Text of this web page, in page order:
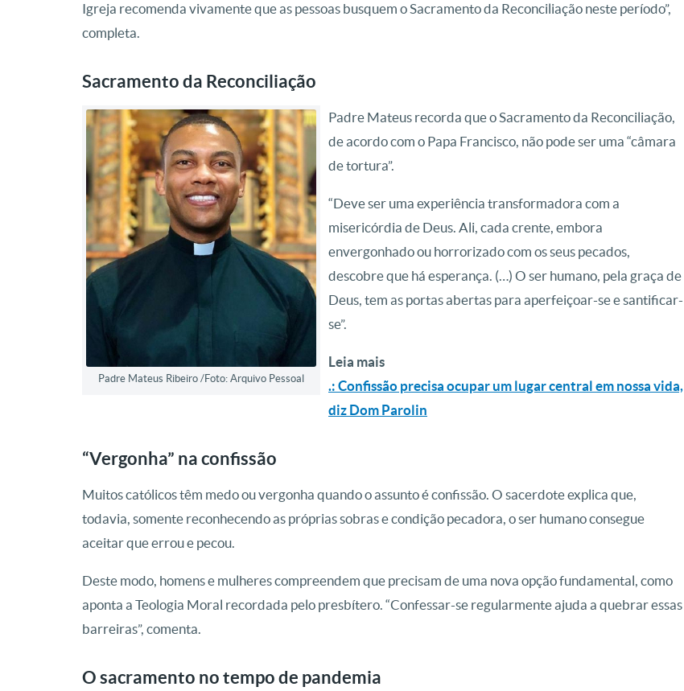
Igreja recomenda vivamente que as pessoas busquem o Sacramento da Reconciliação neste período”,
completa.
Sacramento da Reconciliação
Padre Mateus Ribeiro /Foto: Arquivo Pessoal
Padre Mateus recorda que o Sacramento da Reconciliação,
de acordo com o Papa Francisco, não pode ser uma “câmara
de tortura”.
“Deve ser uma experiência transformadora com a
misericórdia de Deus. Ali, cada crente, embora
envergonhado ou horrorizado com os seus pecados,
descobre que há esperança. (…) O ser humano, pela graça de
Deus, tem as portas abertas para aperfeiçoar-se e santificar-
se”.
Leia mais
.: Confissão precisa ocupar um lugar central em nossa vida,
diz Dom Parolin
“Vergonha” na confissão
Muitos católicos têm medo ou vergonha quando o assunto é confissão. O sacerdote explica que,
todavia, somente reconhecendo as próprias sobras e condição pecadora, o ser humano consegue
aceitar que errou e pecou.
Deste modo, homens e mulheres compreendem que precisam de uma nova opção fundamental, como
aponta a Teologia Moral recordada pelo presbítero. “Confessar-se regularmente ajuda a quebrar essas
barreiras”, comenta.
O sacramento no tempo de pandemia